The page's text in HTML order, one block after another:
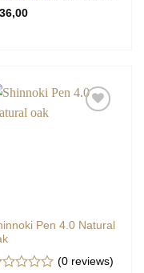
Pen 4.0 Natural
(0reviews)